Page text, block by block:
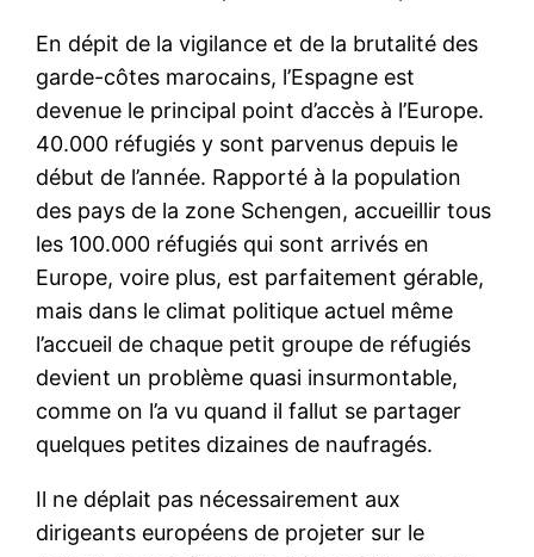
En dépit de la vigilance et de la brutalité des
garde-côtes marocains, l’Espagne est
devenue le principal point d’accès à l’Europe.
40.000 réfugiés y sont parvenus depuis le
début de l’année. Rapporté à la population
des pays de la zone Schengen, accueillir tous
les 100.000 réfugiés qui sont arrivés en
Europe, voire plus, est parfaitement gérable,
mais dans le climat politique actuel même
l’accueil de chaque petit groupe de réfugiés
devient un problème quasi insurmontable,
comme on l’a vu quand il fallut se partager
quelques petites dizaines de naufragés.
Il ne déplait pas nécessairement aux
dirigeants européens de projeter sur le